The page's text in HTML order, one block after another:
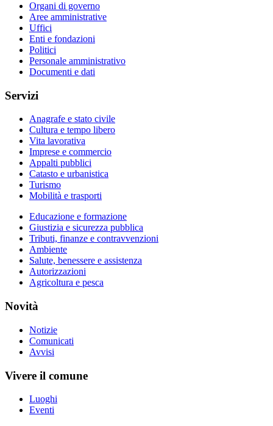
Organi di governo
Aree amministrative
Uffici
Enti e fondazioni
Politici
Personale amministrativo
Documenti e dati
Servizi
Anagrafe e stato civile
Cultura e tempo libero
Vita lavorativa
Imprese e commercio
Appalti pubblici
Catasto e urbanistica
Turismo
Mobilità e trasporti
Educazione e formazione
Giustizia e sicurezza pubblica
Tributi, finanze e contravvenzioni
Ambiente
Salute, benessere e assistenza
Autorizzazioni
Agricoltura e pesca
Novità
Notizie
Comunicati
Avvisi
Vivere il comune
Luoghi
Eventi